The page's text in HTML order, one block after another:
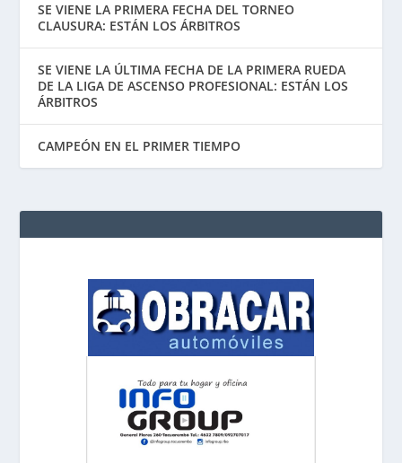
SE VIENE LA PRIMERA FECHA DEL TORNEO
CLAUSURA: ESTÁN LOS ÁRBITROS
SE VIENE LA ÚLTIMA FECHA DE LA PRIMERA RUEDA
DE LA LIGA DE ASCENSO PROFESIONAL: ESTÁN LOS
ÁRBITROS
CAMPEÓN EN EL PRIMER TIEMPO